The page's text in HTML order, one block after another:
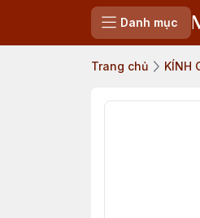
Danh mục
Trang chủ KÍNH